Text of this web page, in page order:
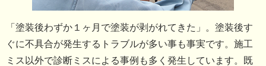
「塗装後わずか１ヶ月で塗装が剥がれてきた」。塗装後す
ぐに不具合が発生するトラブルが多い事も事実です。施工
ミス以外で診断ミスによる事例も多く発生しています。既